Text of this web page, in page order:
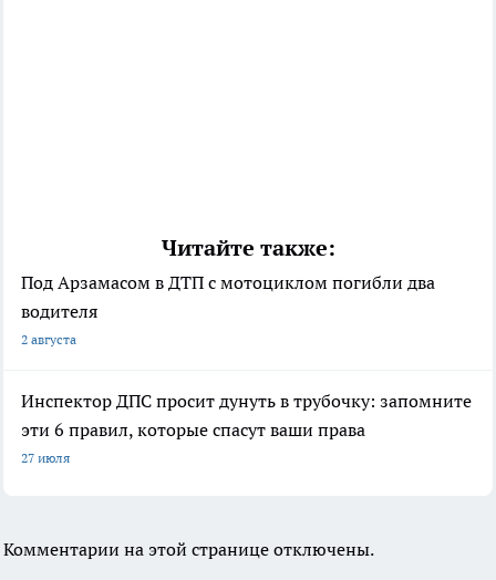
Читайте также:
Под Арзамасом в ДТП с мотоциклом погибли два
водителя
2 августа
Инспектор ДПС просит дунуть в трубочку: запомните
эти 6 правил, которые спасут ваши права
27 июля
Комментарии на этой странице отключены.